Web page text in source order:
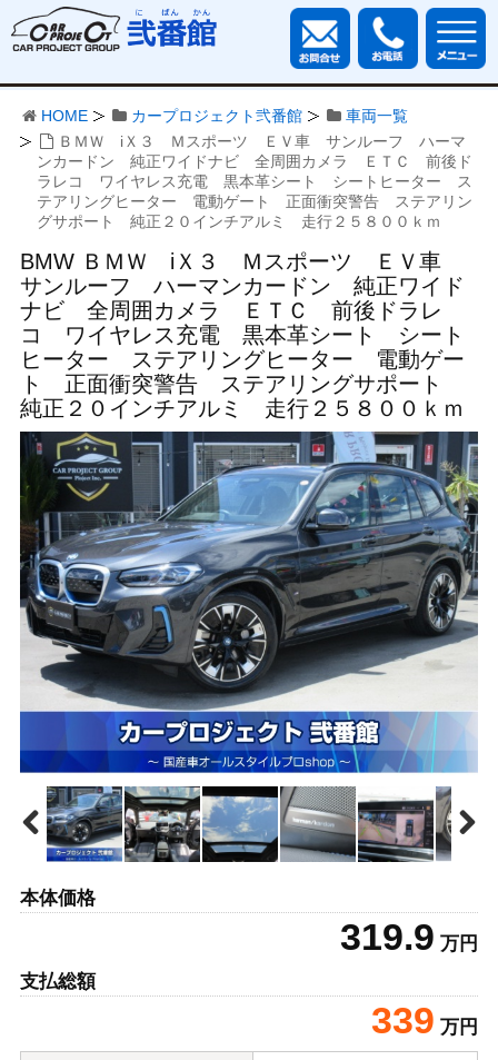
HOME カープロジェクト弐番館
車両一覧
ＢＭＷ iＸ３ Ｍスポーツ ＥＶ車 サンルーフ ハーマ
ンカードン 純正ワイドナビ 全周囲カメラ ＥＴＣ 前後ド
ラレコ ワイヤレス充電 黒本革シート シートヒーター ス
テアリングヒーター 電動ゲート 正面衝突警告 ステアリン
グサポート 純正２０インチアルミ 走行２５８００ｋｍ
BMW ＢＭＷ iＸ３ Ｍスポーツ ＥＶ車
サンルーフ ハーマンカードン 純正ワイド
ナビ 全周囲カメラ ＥＴＣ 前後ドラレ
コ ワイヤレス充電 黒本革シート シート
ヒーター ステアリングヒーター 電動ゲー
ト 正面衝突警告 ステアリングサポート
純正２０インチアルミ 走行２５８００ｋｍ
本体価格
319.9 万円
支払総額
339 万円